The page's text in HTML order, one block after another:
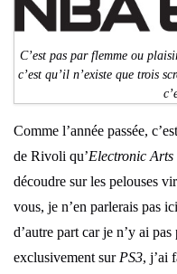
C’est pas par flemme ou
c’est qu’il n’existe que trois
Comme l’année passée,
de Rivoli qu’Electronic Arts
découdre sur les pelouses
vous, je n’en parlerais pas
d’autre part car je n’y ai
exclusivement sur PS3, j’ai